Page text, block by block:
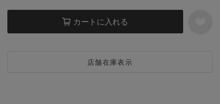
カートに入れる
店舗在庫表示